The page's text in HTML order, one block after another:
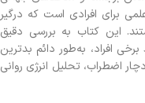
برای افرادی است که درگیر
این کتاب به بررسی دقیق
افراد، به‌طور دائم بدترین
اضطراب، تحلیل انرژی روانی